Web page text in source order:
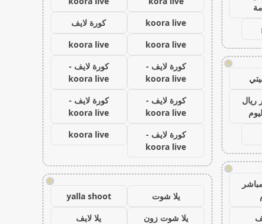
!
ريال
!
koora live
كورة لايف
koora live
koora live
كورة لايف -
koora live
كورة لايف -
koora live
كورة لايف -
koora live
كورة لايف -
koora live
كورة لايف -
koora live
koora live
!
يلا شوت
yalla shoot
يلا شوت زون
يلا لايف